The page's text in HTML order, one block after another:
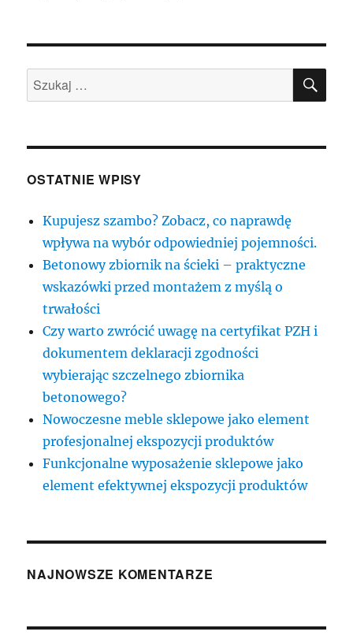
Szukaj:
OSTATNIE WPISY
Kupujesz szambo? Zobacz, co naprawdę
wpływa na wybór odpowiedniej pojemności.
Betonowy zbiornik na ścieki – praktyczne
wskazówki przed montażem z myślą o
trwałości
Czy warto zwrócić uwagę na certyfikat PZH i
dokumentem deklaracji zgodności
wybierając szczelnego zbiornika
betonowego?
Nowoczesne meble sklepowe jako element
profesjonalnej ekspozycji produktów
Funkcjonalne wyposażenie sklepowe jako
element efektywnej ekspozycji produktów
NAJNOWSZE KOMENTARZE